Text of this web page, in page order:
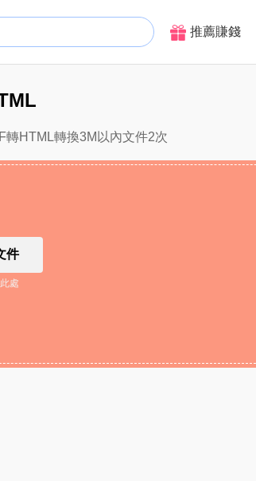
推薦賺錢
HTML轉換3M以內文件2次
件
處